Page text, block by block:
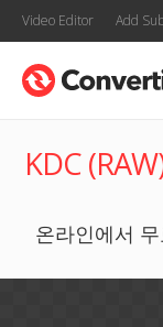
Video Editor Add
KDC
온라인에서